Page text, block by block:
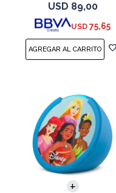
USD 89,00
USD 75,65